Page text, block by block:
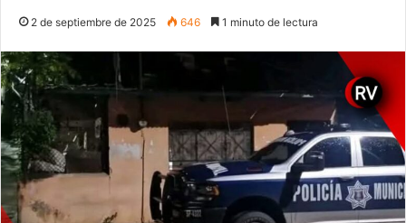
2 de septiembre de 2025 646 1 minuto de lectura